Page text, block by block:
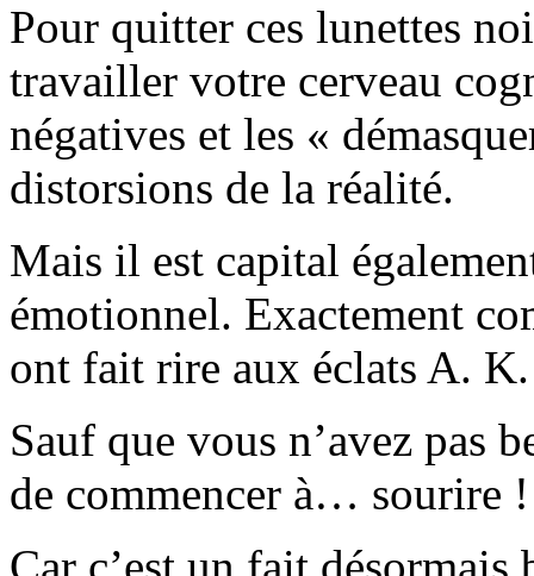
Pour quitter ces lunettes
travailler votre cerveau
négatives et les «
distorsions de la réalité.
Mais il est capital
émotionnel. Exactement
ont fait rire aux éclats A. K.
Sauf que vous n’avez pas
de commencer à… sourire !